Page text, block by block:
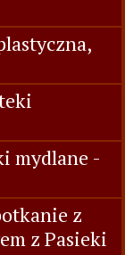
mydlane -
z
z Pasieki